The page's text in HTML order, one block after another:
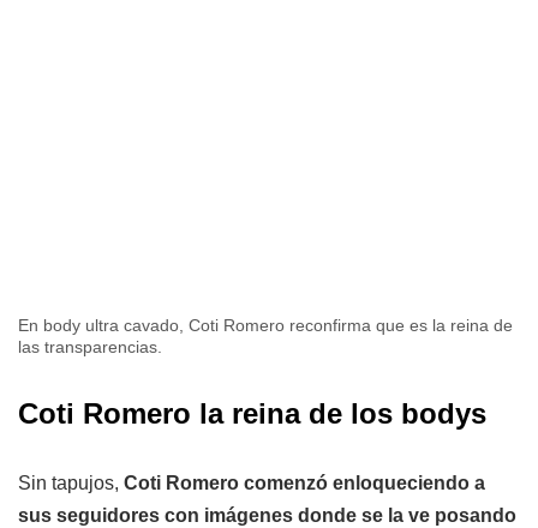
En body ultra cavado, Coti Romero reconfirma que es la reina de
las transparencias.
Coti Romero la reina de los bodys
Sin tapujos, Coti Romero comenzó enloqueciendo a
sus seguidores con imágenes donde se la ve posando